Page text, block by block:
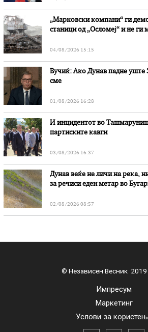
„Марковски компани“ ги
станици од „Осломеј“ и не ги
04/08/2026 15:15
Вучиќ: Ако Дунав падне уште
сме
01/08/2026 16:28
И инцидентот во
партиските кавги
03/08/2026 16:37
Дунав веќе не личи на река,
за речиси еден метар во
02/08/2026 08:57
© Независен Весник 2019
Импресум
Маркетинг
Услови за